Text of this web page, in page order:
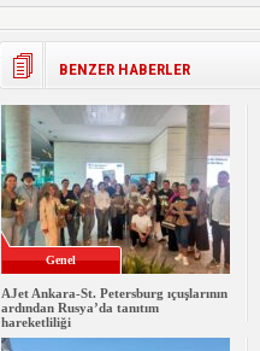
BENZER HABERLER
Genel
AJet Ankara-St. Petersburg ıçuşlarının
ardından Rusya’da tanıtım
hareketliliği